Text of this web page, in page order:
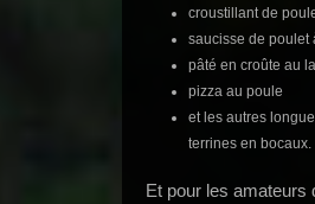
croustillant de
saucisse de poulet
pâté en croûte au
pizza au poule
et les autres
terrines en bocaux.
Et pour les amateurs